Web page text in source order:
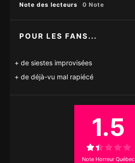
Note des lecteurs 0 Note
POUR LES FANS...
de siestes improvisées
de déjà-vu mal rapiécé
1.5
Note Horreur Québec